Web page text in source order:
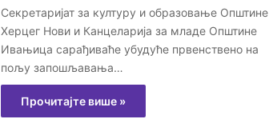
Секретаријат за културу и образовање Општине
Херцег Нови и Канцеларија за младе Општине
Ивањица сарађиваће убудуће првенствено на
пољу запошљавања…
Прочитајте више »